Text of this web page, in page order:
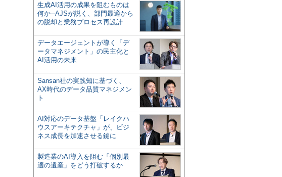
生成AI活用の成果を阻むものは
何か─AJSが説く、部門最適から
の脱却と業務プロセス再設計
データエージェントが導く「デ
ータマネジメント」の民主化と
AI活用の未来
Sansan社の実践知に基づく、
AX時代のデータ品質マネジメン
ト
AI対応のデータ基盤「レイクハ
ウスアーキテクチャ」が、ビジ
ネス成長を加速させる鍵に
製造業のAI導入を阻む「個別最
適の遺産」をどう打破するか